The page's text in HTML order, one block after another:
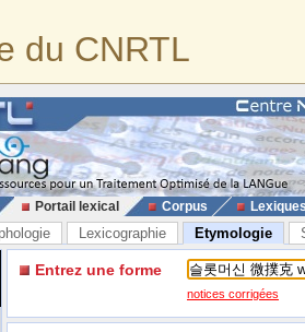
du CNRTL
Portail lexical Corpus
Lexicographie Etymologie
Entrez une forme
notices corrigées